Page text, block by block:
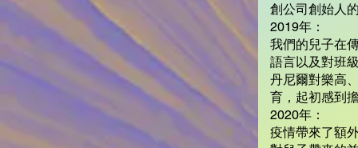
創公司創始人
2019年：
我們的兒子在
語言以及對班
丹尼爾對樂高
育，起初感到
2020年：
疫情帶來了額